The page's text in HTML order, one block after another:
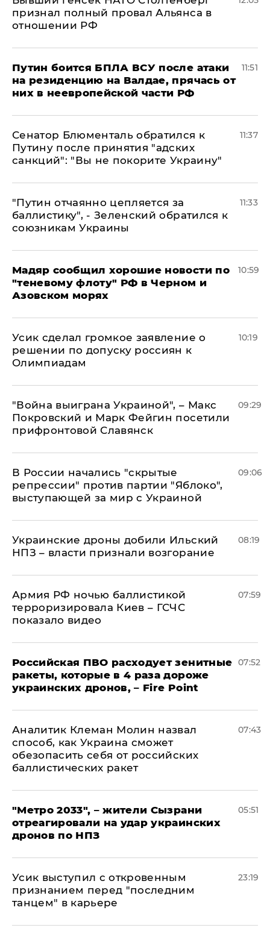
признал полный провал Альянса в
отношении РФ
Путин боится БПЛА ВСУ после атаки
на резиденцию на Валдае, прячась от
них в неевропейской части РФ
11:51
Сенатор Блюменталь обратился к
Путину после принятия "адских
санкций": "Вы не покорите Украину"
11:37
"Путин отчаянно цепляется за
баллистику", - Зеленский обратился к
союзникам Украины
11:33
Мадяр сообщил хорошие новости по
"теневому флоту" РФ в Черном и
Азовском морях
10:59
Усик сделал громкое заявление о
решении по допуску россиян к
Олимпиадам
10:19
"Война выиграна Украиной", – Макс
Покровский и Марк Фейгин посетили
прифронтовой Славянск
09:29
В России начались "скрытые
репрессии" против партии "Яблоко",
выступающей за мир с Украиной
09:06
Украинские дроны добили Ильский
НПЗ – власти признали возгорание
08:19
Армия РФ ночью баллистикой
терроризировала Киев – ГСЧС
показало видео
07:59
Российская ПВО расходует зенитные
ракеты, которые в 4 раза дороже
украинских дронов, – Fire Point
07:52
Аналитик Клеман Молин назвал
способ, как Украина сможет
обезопасить себя от российских
баллистических ракет
07:43
"Метро 2033", – жители Сызрани
отреагировали на удар украинских
дронов по НПЗ
05:51
Усик выступил с откровенным
признанием перед "последним
танцем" в карьере
23:19